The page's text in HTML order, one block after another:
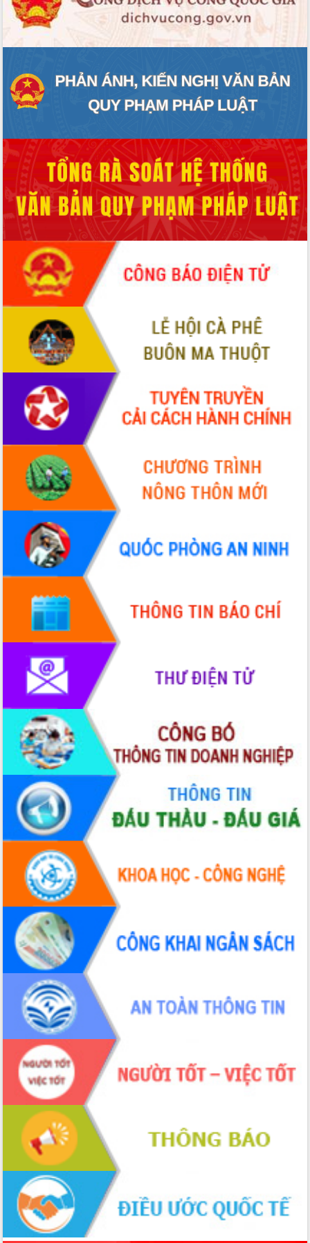
món ăn từ sầu riêng
Đắk Lắk công bố Quy hoạch và xúc
tiến đầu tư tỉnh
Diễn đàn Kinh tế tư nhân Việt Nam đột
phá cơ chế - Hợp tác công tư
Đề án 06 tạo bước ngoặt đột phá trong
Kết nối tour, đẩy mạnh chuyển đổi số
để phát triển du lịch Đắk Lắk
Khởi động Dự án Đầu tư xây dựng hạ
tầng kỹ thuật Cụm công nghiệp Tân
Tiến
Gặp mặt các cơ quan báo chí nhân Kỷ
niệm 101 năm Ngày Báo chí Cách
mạng Việt Nam
Đắk Lắk sơ kết 4 năm triển khai thực
hiện Đề án 06 của Chính phủ
Họp báo thông tin về Hội nghị Công bố
Quy hoạch và Xúc tiến đầu tư tỉnh Đắk
Khơi thông điểm nghẽn, đẩy nhanh
giải ngân vốn khắc phục thiên tai
HĐND tỉnh thông qua điều chỉnh Quy
hoạch tỉnh thời kỳ 2021-2030
Hội thảo góp ý hồ sơ điều chỉnh quy
hoạch tỉnh Đắk Lắk thời kỳ 2021-2030,
tầm nhìn đến năm 2050
Nâng cao hiệu quả hoạt động của các
doanh nghiệp nhà nước
Hội nghị triển khai kết nối mạng
truyền số liệu chuyên dùng phục vụ cơ
quan Đảng, Nhà nước
Lễ phát động chuỗi hoạt động chung
tay làm sạch môi trường
Xã Ea Kar bước chuyển mình trong
công tác cải cách hành chính mô hình
UBND tỉnh họp báo định kỳ tháng 4
năm 2026
Hội thảo khoa học “Giải pháp thúc đẩy
phát triển nền kinh tế xanh tại tỉnh
Đắk Lắk”
Tăng cường giám sát, đôn đốc thực
hiện nhiệm vụ quản lý tài sản công
hàng tuần
Tháo gỡ những vướng mắc, đẩy mạnh
công tác cải cách thủ tục hành chính
tại Trung tâm Phục vụ hành chính
công tỉnh
Đắk Lắk: Tôn vinh 46 giải pháp tại Hội
thi Sáng tạo Kỹ thuật 2024 - 2025
Đắk Lắk rà soát, điều chỉnh Đề án 190
về phát triển nuôi trồng thủy sản
Phó Chủ tịch UBND tỉnh Đắk Lắk
Trương Công Thái kiểm tra thực địa
Dự án cao tốc Khánh Hòa - Buôn Ma
Thuột
Định vị cà phê Việt Nam như một “di
sản sống” trong dòng chảy toàn cầu
Xây dựng nông thôn mới: Nâng cao đời
sống người dân từ những mô hình thiết
thực
Quyết liệt tháo gỡ vướng mắc, đẩy
nhanh tiến độ các dự án trọng điểm
trong Khu kinh tế Nam Phú Yên
Hòn Yến phát triển du lịch gắn với bảo
tồn biển
Lấy ý kiến điều chỉnh Quy hoạch tỉnh
Đắk Lắk thời kỳ 2021-2030, tầm nhìn
đến năm 2050
Phát động chiến dịch 30 ngày đêm
giải phóng mặt bằng Tuyến đường bộ
ven biển
Đắk Lắk nỗ lực thúc đẩy tăng trưởng
kinh tế từ 10% trở lên trong Quý
II/2026
Đắk Lắk ký kết thỏa thuận hợp tác về
chuyển đổi số giai đoạn 2026 – 2030
với Tập đoàn Bưu chính Viễn thông
Việt Nam